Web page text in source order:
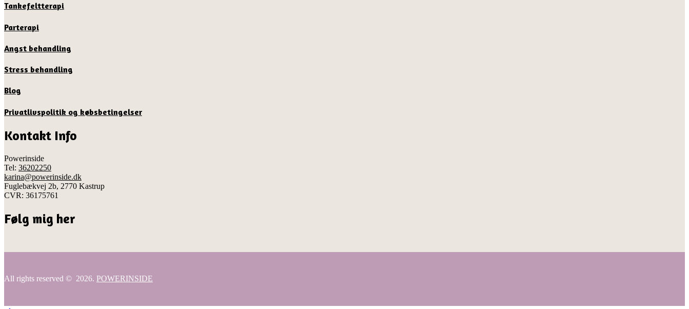
Tankefeltterapi
Parterapi
Angst behandling
Stress behandling
Blog
Privatlivspolitik og købsbetingelser
Kontakt Info
Powerinside
Tel: 36202250
karina@powerinside.dk
Fuglebækvej 2b, 2770 Kastrup
CVR: 36175761
Følg mig her
All rights reserved © 2026. POWERINSIDE